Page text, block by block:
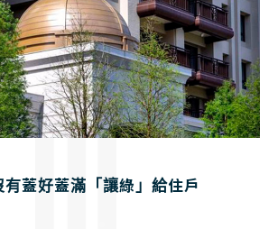
蓋好蓋滿「讓綠」給住戶